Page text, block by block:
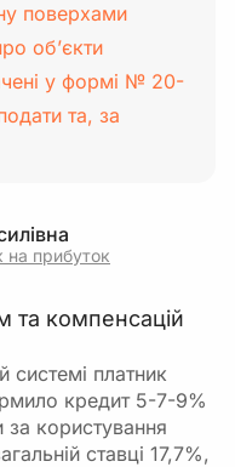
поверхами
об’єкти
у формі № 20-
та, за
на прибуток
та компенсацій
платник
кредит 5-7-9%
за користування
ставці 17,7%,